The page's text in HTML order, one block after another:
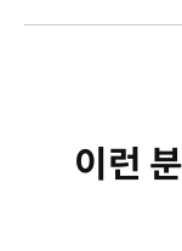
이런